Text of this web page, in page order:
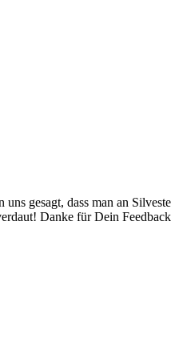
gesagt, dass man an
Danke für Dein